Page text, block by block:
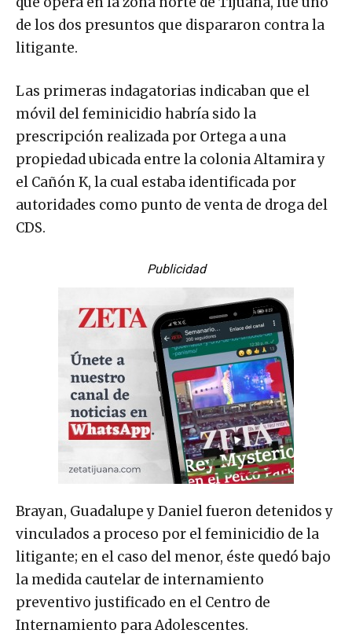
que opera en la zona norte de Tijuana, fue uno
de los dos presuntos que dispararon contra la
litigante.
Las primeras indagatorias indicaban que el
móvil del feminicidio habría sido la
prescripción realizada por Ortega a una
propiedad ubicada entre la colonia Altamira y
el Cañón K, la cual estaba identificada por
autoridades como punto de venta de droga del
CDS.
Publicidad
Brayan, Guadalupe y Daniel fueron detenidos y
vinculados a proceso por el feminicidio de la
litigante; en el caso del menor, éste quedó bajo
la medida cautelar de internamiento
preventivo justificado en el Centro de
Internamiento para Adolescentes.